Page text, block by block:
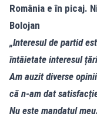
România e în picaj.
Bolojan
„Interesul de partid
întâietate interesul
Am auzit diverse
că n-am dat
Nu este mandatul